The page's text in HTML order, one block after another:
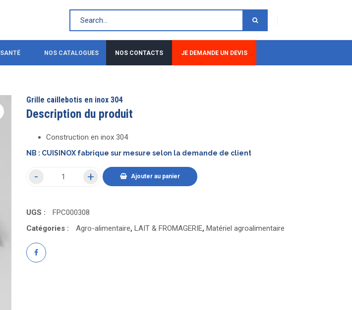
SANTÉ NOS CATALOGUES NOS CONTACTS JE DEMANDE UN DEVIS
Grille caillebotis en inox 304
Description du produit
Construction en inox 304
NB : CUISINOX fabrique sur mesure selon la demande de client
Ajouter au panier
UGS :
FPC000308
Catégories :
Agro-alimentaire, LAIT & FROMAGERIE, Matériel agroalimentaire